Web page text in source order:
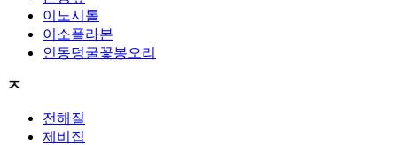
이노시톨
이소플라본
인동덩굴꽃봉오리
ㅈ
전해질
제비집